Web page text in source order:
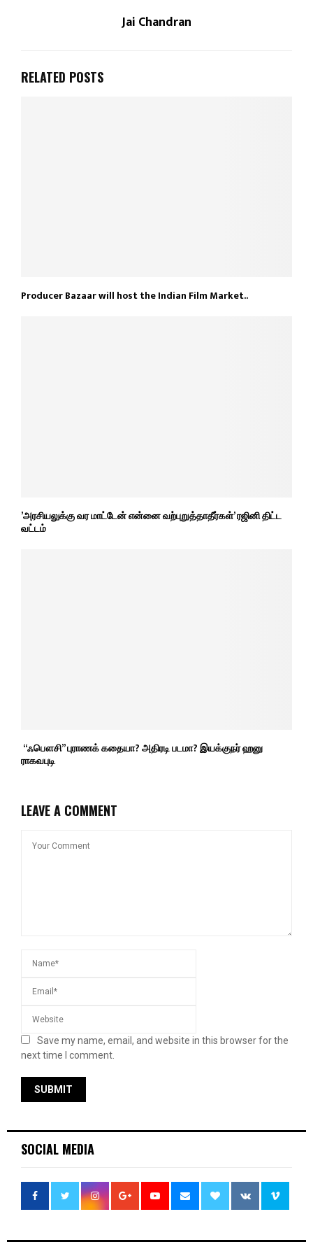
Jai Chandran
RELATED POSTS
Producer Bazaar will host the Indian Film Market..
’அரசியலுக்கு வர மாட்டேன் என்னை வற்புறுத்தாதீர்கள்’ ரஜினி திட்ட
வட்டம்
“ஃபௌசி” புராணக் கதையா? அதிரடி படமா? இயக்குநர் ஹனு
ராகவபுடி
LEAVE A COMMENT
Save my name, email, and website in this browser for the
next time I comment.
SOCIAL MEDIA